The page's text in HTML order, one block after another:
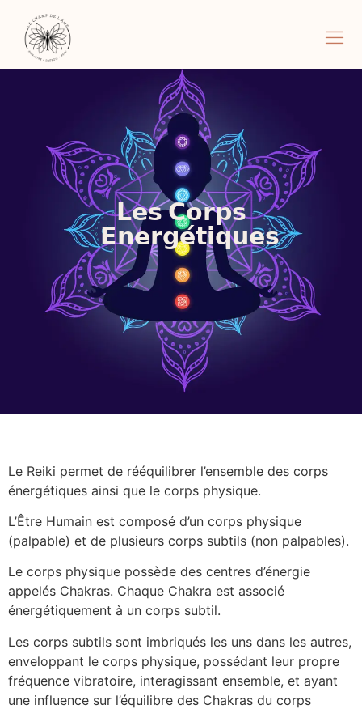
𝗟𝗲𝘀 𝗖𝗼𝗿𝗽𝘀
𝗘𝗻𝗲𝗿𝗴𝗲́𝘁𝗶𝗾𝘂𝗲𝘀
Le Reiki permet de rééquilibrer l’ensemble des corps
énergétiques ainsi que le corps physique.
L’Être Humain est composé d’un corps physique
(palpable) et de plusieurs corps subtils (non palpables).
Le corps physique possède des centres d’énergie
appelés Chakras. Chaque Chakra est associé
énergétiquement à un corps subtil.
Les corps subtils sont imbriqués les uns dans les autres,
enveloppant le corps physique, possédant leur propre
fréquence vibratoire, interagissant ensemble, et ayant
une influence sur l’équilibre des Chakras du corps